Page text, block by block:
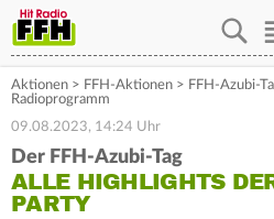
Aktionen > FFH-Aktionen > FFH-Azubi-
Radioprogramm
09.08.2023, 14:24 Uhr
Der FFH-Azubi-Tag
ALLE HIGHLIGHTS DER
ARTY